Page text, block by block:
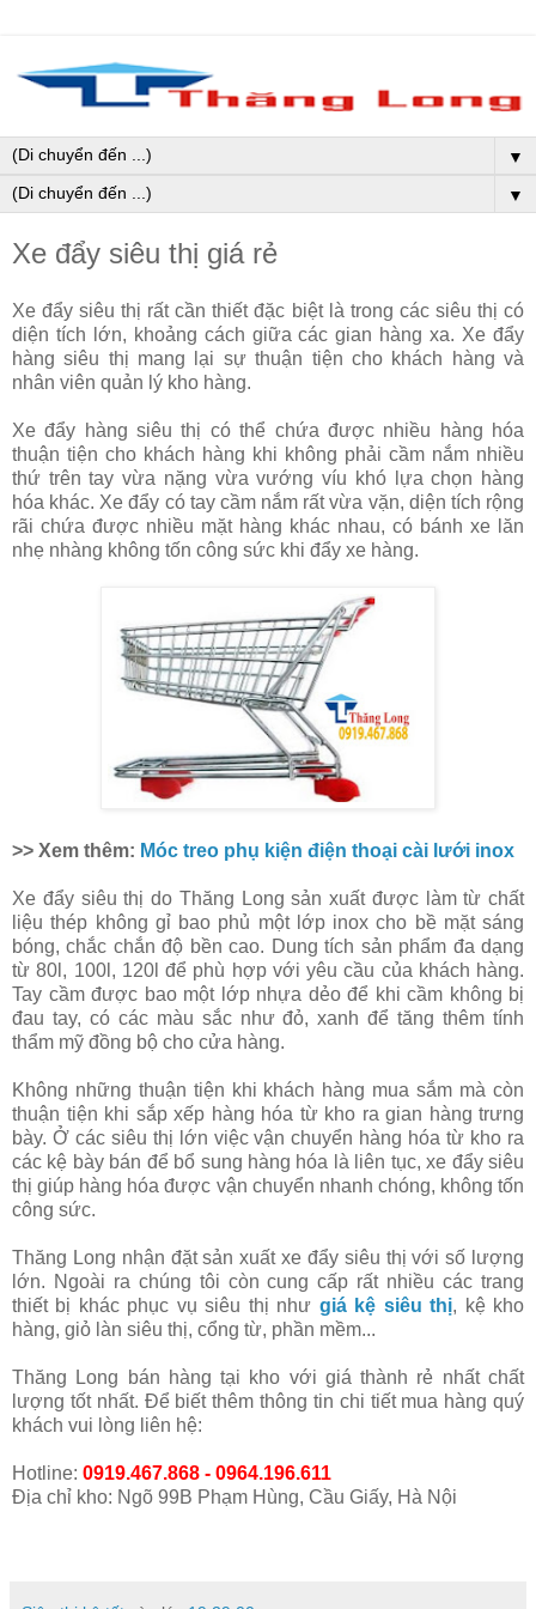
▼
▼
Xe đẩy siêu thị giá rẻ
Xe đẩy siêu thị rất cần thiết đặc biệt là trong các siêu thị có
diện tích lớn, khoảng cách giữa các gian hàng xa. Xe đẩy
hàng siêu thị mang lại sự thuận tiện cho khách hàng và
nhân viên quản lý kho hàng.
Xe đẩy hàng siêu thị có thể chứa được nhiều hàng hóa
thuận tiện cho khách hàng khi không phải cầm nắm nhiều
thứ trên tay vừa nặng vừa vướng víu khó lựa chọn hàng
hóa khác. Xe đẩy có tay cầm nắm rất vừa vặn, diện tích rộng
rãi chứa được nhiều mặt hàng khác nhau, có bánh xe lăn
nhẹ nhàng không tốn công sức khi đẩy xe hàng.
>> Xem thêm: Móc treo phụ kiện điện thoại cài lưới inox
Xe đẩy siêu thị do Thăng Long sản xuất được làm từ chất
liệu thép không gỉ bao phủ một lớp inox cho bề mặt sáng
bóng, chắc chắn độ bền cao. Dung tích sản phẩm đa dạng
từ 80l, 100l, 120l để phù hợp với yêu cầu của khách hàng.
Tay cầm được bao một lớp nhựa dẻo để khi cầm không bị
đau tay, có các màu sắc như đỏ, xanh để tăng thêm tính
thẩm mỹ đồng bộ cho cửa hàng.
Không những thuận tiện khi khách hàng mua sắm mà còn
thuận tiện khi sắp xếp hàng hóa từ kho ra gian hàng trưng
bày. Ở các siêu thị lớn việc vận chuyển hàng hóa từ kho ra
các kệ bày bán để bổ sung hàng hóa là liên tục, xe đẩy siêu
thị giúp hàng hóa được vận chuyển nhanh chóng, không tốn
công sức.
Thăng Long nhận đặt sản xuất xe đẩy siêu thị với số lượng
lớn. Ngoài ra chúng tôi còn cung cấp rất nhiều các trang
thiết bị khác phục vụ siêu thị như giá kệ siêu thị, kệ kho
hàng, giỏ làn siêu thị, cổng từ, phần mềm...
Thăng Long bán hàng tại kho với giá thành rẻ nhất chất
lượng tốt nhất. Để biết thêm thông tin chi tiết mua hàng quý
khách vui lòng liên hệ:
Hotline: 0919.467.868 - 0964.196.611
Địa chỉ kho: Ngõ 99B Phạm Hùng, Cầu Giấy, Hà Nội